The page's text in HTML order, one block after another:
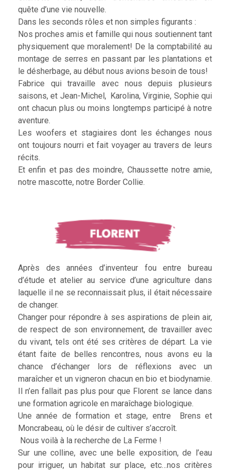
quête d’une vie nouvelle.
Dans les seconds rôles et non simples figurants :
Nos proches amis et famille qui nous soutiennent tant
physiquement que moralement! De la comptabilité au
montage de serres en passant par les plantations et
le désherbage, au début nous avions besoin de tous!
Fabrice qui travaille avec nous depuis plusieurs
saisons, et Jean-Michel, Karolina, Virginie, Sophie qui
ont chacun plus ou moins longtemps participé à notre
aventure.
Les woofers et stagiaires dont les échanges nous
ont toujours nourri et fait voyager au travers de leurs
récits.
Et enfin et pas des moindre, Chaussette notre amie,
notre mascotte, notre Border Collie.
Après des années d’inventeur fou entre bureau
d’étude et atelier au service d’une agriculture dans
laquelle il ne se reconnaissait plus, il était nécessaire
de changer.
Changer pour répondre à ses aspirations de plein air,
de respect de son environnement, de travailler avec
du vivant, tels ont été ses critères de départ. La vie
étant faite de belles rencontres, nous avons eu la
chance d’échanger lors de réflexions avec un
maraîcher et un vigneron chacun en bio et biodynamie.
Il n’en fallait pas plus pour que Florent se lance dans
une formation agricole en maraîchage biologique.
Une année de formation et stage, entre Brens et
Moncrabeau, où le désir de cultiver s’accroît.
Nous voilà à la recherche de La Ferme !
Sur une colline, avec une belle exposition, de l’eau
pour irriguer, un habitat sur place, etc…nos critères